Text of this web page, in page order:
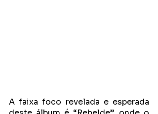
A faixa foco revelada e esperada